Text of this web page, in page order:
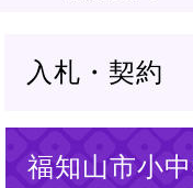
へ
入札・契約
福知山市小